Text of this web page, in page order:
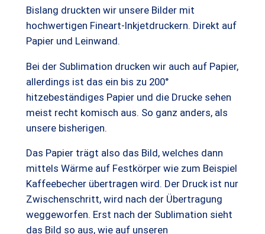
Bislang druckten wir unsere Bilder mit
hochwertigen Fineart-Inkjetdruckern. Direkt auf
Papier und Leinwand.
Bei der Sublimation drucken wir auch auf Papier,
allerdings ist das ein bis zu 200°
hitzebeständiges Papier und die Drucke sehen
meist recht komisch aus. So ganz anders, als
unsere bisherigen.
Das Papier trägt also das Bild, welches dann
mittels Wärme auf Festkörper wie zum Beispiel
Kaffeebecher übertragen wird. Der Druck ist nur
Zwischenschritt, wird nach der Übertragung
weggeworfen. Erst nach der Sublimation sieht
das Bild so aus, wie auf unseren